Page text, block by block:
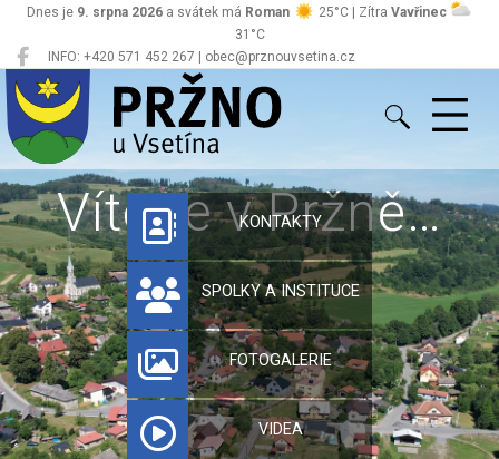
INFO: +420 571 452 267 | obec@prznouvsetina.cz
Dnes je 9. srpna 2026 a svátek má Roman 25°C | Zítra Vavřinec
31°C
Pržno
Vítejte v Pržně…
KONTAKTY
SPOLKY A INSTITUCE
FOTOGALERIE
VIDEA